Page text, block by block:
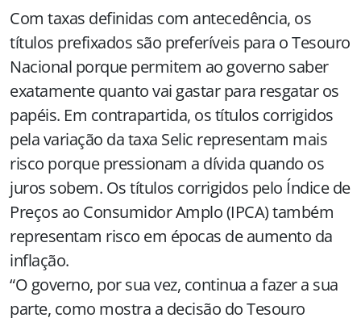
Com taxas definidas com antecedência, os
títulos prefixados são preferíveis para o Tesouro
Nacional porque permitem ao governo saber
exatamente quanto vai gastar para resgatar os
papéis. Em contrapartida, os títulos corrigidos
pela variação da taxa Selic representam mais
risco porque pressionam a dívida quando os
juros sobem. Os títulos corrigidos pelo Índice de
Preços ao Consumidor Amplo (IPCA) também
representam risco em épocas de aumento da
inflação.
“O governo, por sua vez, continua a fazer a sua
parte, como mostra a decisão do Tesouro